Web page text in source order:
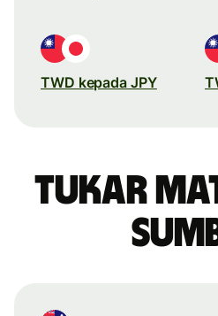
TWD kepada JPY
Tukar